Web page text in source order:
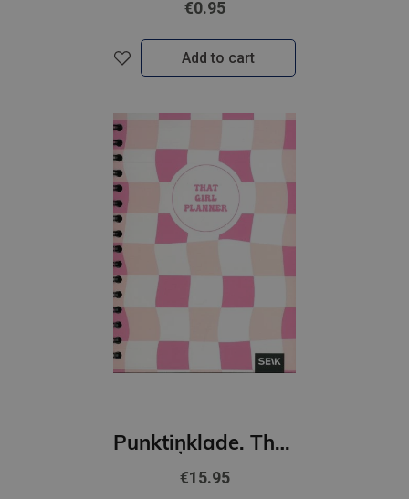
€0.95
Add to cart
Punktiņklade. That girl planner
€15.95